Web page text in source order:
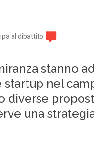
al dibattito
stanno
nel
diverse
una